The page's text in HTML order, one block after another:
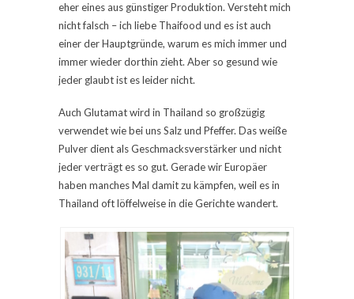
eher eines aus günstiger Produktion. Versteht mich
nicht falsch – ich liebe Thaifood und es ist auch
einer der Hauptgründe, warum es mich immer und
immer wieder dorthin zieht. Aber so gesund wie
jeder glaubt ist es leider nicht.
Auch Glutamat wird in Thailand so großzügig
verwendet wie bei uns Salz und Pfeffer. Das weiße
Pulver dient als Geschmacksverstärker und nicht
jeder verträgt es so gut. Gerade wir Europäer
haben manches Mal damit zu kämpfen, weil es in
Thailand oft löffelweise in die Gerichte wandert.